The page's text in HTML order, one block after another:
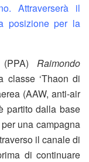
Attraverserà il
posizione per la
Raimondo
classe ‘Thaon di
(AAW, anti-air
partito dalla base
una campagna
il canale di
di continuare